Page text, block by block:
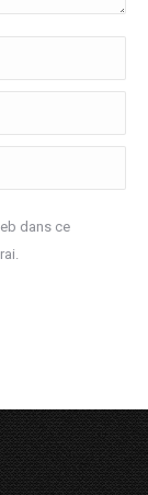
dans ce